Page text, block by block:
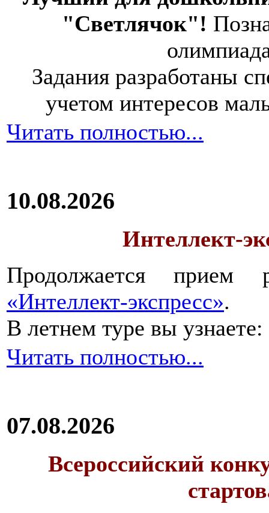
"Светлячок"!
Задания разработаны
учетом интересов
Читать полностью...
10.08.2026
Интеллект-
Продолжается прием
«Интеллект-экспресс».
В летнем туре вы узнаете:
Читать полностью...
07.08.2026
Всероссийский